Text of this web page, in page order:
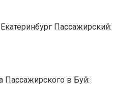
Пассажирский:
Пассажирского в Буй: